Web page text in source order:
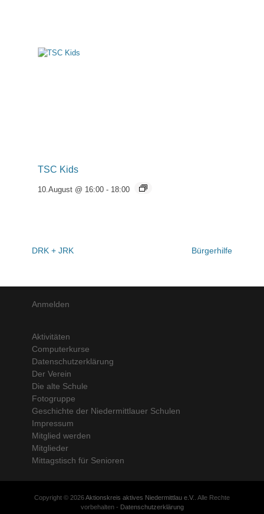
TSC Kids
10.August @ 16:00 - 18:00
DRK + JRK Bürgerhilfe
Anmelden
Aktivitäten
Computerkurse
Datenschutzerklärung
Der Verein
Die alte Schule
Fotogruppe
Geschichte der Niedermittlauer Schulen
Impressum
Mitglied werden
Mitglieder
Mittagstisch für Senioren
Copyright © 2026Aktionskreis aktives Niedermittlau e.V. . Alle Rechte
vorbehalten - Datenschutzerklärung